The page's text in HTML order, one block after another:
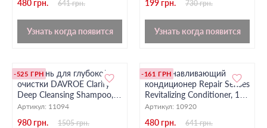
480 грн. 641 грн.
Узнать когда появится
199 грн. 730 грн.
Узнать когда появится
-525 ГРН
Шампунь для глубокой
очистки DAVROE Clarify
Deep Cleansing Shampoo,
200 мл
Артикул: 11094
980 грн. 1505 грн.
-161 ГРН
Восстанавливающий
кондиционер Repair Senses
Revitalizing Conditioner, 100
мл
Артикул: 10920
480 грн. 641 грн.